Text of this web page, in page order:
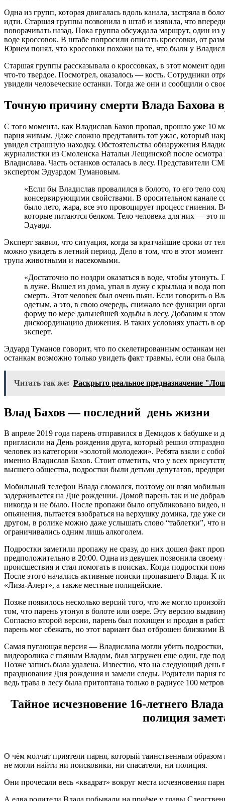
Одна из групп, которая двигалась вдоль канала, застряла в
идти. Старшая группы позвонила в штаб и заявила, что
поворачивать назад. Пока группа обсуждала маршрут, один из
воде кроссовок. В штабе попросили описать кроссовки, от
Юрием понял, что кроссовки похожи на те, что были у
Старшая группы рассказывала о кроссовках, в этот момент
что-то твердое. Посмотрел, оказалось — кость. Сотрудники
увидели человеческие останки. Тогда же они и сообщили о
Точную причину смерти Влада Бахова
С того момента, как Владислав Бахов пропал, прошло уже 10
парня живым. Даже сложно представить тот ужас, который
увидел страшную находку. Обстоятельства обнаружения
журналистки из Смоленска Натальи Лещинской после осмотра
Владислава. Часть останков осталась в лесу. Представители
экспертом Эдуардом Тумановым.
«Если бы Владислав провалился в болото, то его тело сохранилось бы лучше, потому что болото обладает
консервирующими свойствами. В оросительном канале
было лето, жара, все это провоцирует процесс гниения.
которые питаются белком. Тело человека для них —
Эдуард.
Эксперт заявил, что ситуация, когда за кратчайшие сроки от
можно увидеть в летний период. Дело в том, что в этот момент
трупа животными и насекомыми.
«Достаточно по ноздри оказаться в воде, чтобы утонуть. Помню у нас был случай, когда человек скончался
в луже. Вышел из дома, упал в лужу с крыльца и вода
смерть. Этот человек был очень пьян. Если говорить о
одетым, а это, в свою очередь, снижало все функции
форму по мере дальнейшей ходьбы в лесу. Добавим к
дискоординацию движения. В таких условиях упасть в
эксперт.
Эдуард Туманов говорит, что по скелетированным останкам
останкам возможно только увидеть факт травмы, если она
Читать так же: Раскрыто реальное предназначение
Влад Бахов — последний день жизни
В апреле 2019 года парень отправился в Демидов к бабушке
пригласили на День рождения друга, который решил
человек из категории «золотой молодежи». Ребята взяли с
именно Владислав Бахов. Стоит отметить, что у всех
высшего общества, подростки были детьми депутатов,
Мобильный телефон Влада сломался, поэтому он взял
задерживается на Дне рождении. Домой парень так и не
никогда и не было. После пропажи было опубликовано видео,
опьянения, пытается взобраться на верхушку домика, где уже
другом, в ролике можно даже услышать слово “таблетки”,
ограничивались одним лишь алкоголем.
Подростки заметили пропажу не сразу, до них дошел факт
предположительно в 20:00. Одна из девушек позвонила
происшествия и стал помогать в поисках. Когда подростки
После этого начались активные поиски пропавшего Влада. К
«Лиза-Алерт», а также местные полицейские.
Позже появилось несколько версий того, что же могло
том, что парень утонул в болоте или озере. Эту версию
Согласно второй версии, парень был похищен и продан в
парень мог сбежать, но этот вариант был отброшен близкими
Самая пугающая версия — Владислава могли убить
видеоролика с пьяным Владом, был загружен еще один, где
Позже запись была удалена. Известно, что на следующий день
празднования Дня рождения и замели следы. Родители парня
ведь трава в лесу была притоптана только в радиусе 100
Тайное исчезновение 16-летнего
полиция
О чём молчат приятели парня, который таинственным образом
не могли найти ни поисковики, ни спасатели, ни полиция.
Они прочесали весь «квадрат» вокруг места исчезновения